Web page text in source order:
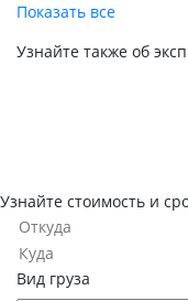
Показать все
Узнайте также об
Узнайте стоимость и
Вид груза